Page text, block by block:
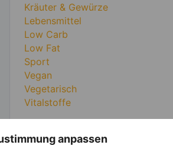
anpassen
Kräuter & Gewürze
Lebensmittel
Low Carb
Low Fat
Sport
Vegan
Vegetarisch
Vitalstoffe